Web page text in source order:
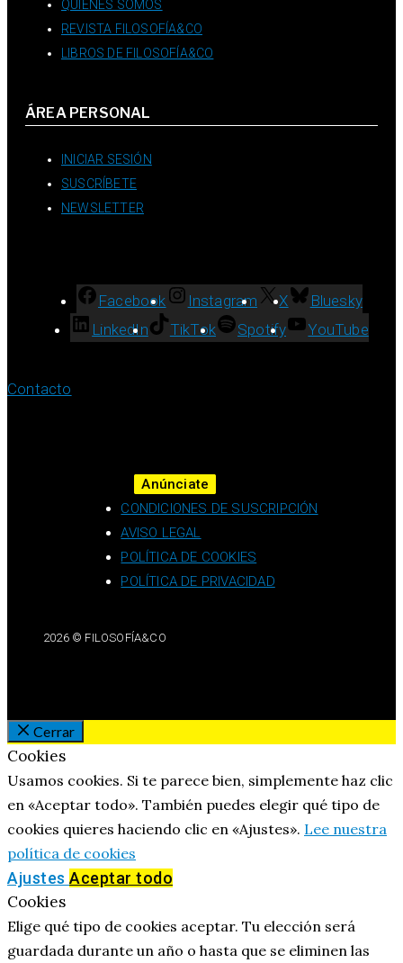
QUIÉNES SOMOS
REVISTA FILOSOFÍA&CO
LIBROS DE FILOSOFÍA&CO
ÁREA PERSONAL
INICIAR SESIÓN
SUSCRÍBETE
NEWSLETTER
Facebook Instagram X
Bluesky
LinkedIn
TikTok Spotify YouTube
Contacto
Anúnciate
CONDICIONES DE SUSCRIPCIÓN
AVISO LEGAL
POLÍTICA DE COOKIES
POLÍTICA DE PRIVACIDAD
2026 © FILOSOFÍA&CO
Cerrar
Cookies
Usamos cookies. Si te parece bien, simplemente haz clic
en «Aceptar todo». También puedes elegir qué tipo de
cookies quieres haciendo clic en «Ajustes». Lee nuestra
política de cookies
Ajustes Aceptar todo
Cookies
Elige qué tipo de cookies aceptar. Tu elección será
guardada durante un año o hasta que se eliminen las